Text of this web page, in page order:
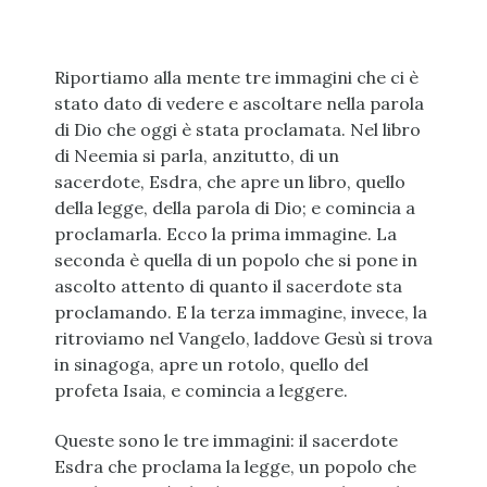
Riportiamo alla mente tre immagini che ci è
stato dato di vedere e ascoltare nella parola
di Dio che oggi è stata proclamata. Nel libro
di Neemia si parla, anzitutto, di un
sacerdote, Esdra, che apre un libro, quello
della legge, della parola di Dio; e comincia a
proclamarla. Ecco la prima immagine. La
seconda è quella di un popolo che si pone in
ascolto attento di quanto il sacerdote sta
proclamando. E la terza immagine, invece, la
ritroviamo nel Vangelo, laddove Gesù si trova
in sinagoga, apre un rotolo, quello del
profeta Isaia, e comincia a leggere.
Queste sono le tre immagini: il sacerdote
Esdra che proclama la legge, un popolo che